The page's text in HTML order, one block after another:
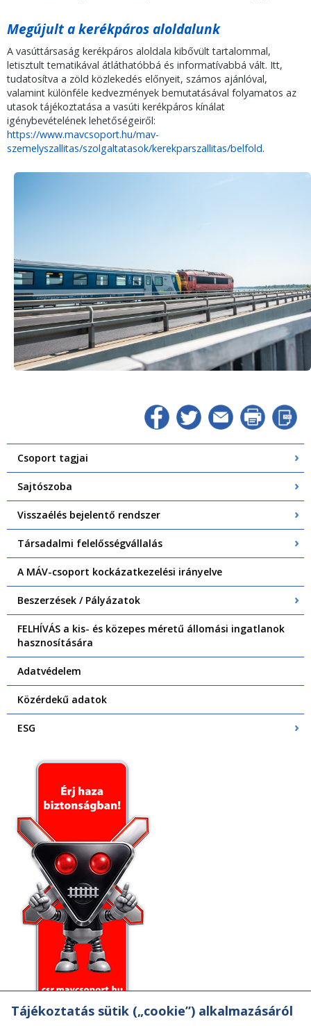
Megújult a kerékpáros aloldalunk
A vasúttársaság kerékpáros aloldala kibővült tartalommal,
letisztult tematikával átláthatóbbá és informatívabbá vált. Itt,
tudatosítva a zöld közlekedés előnyeit, számos ajánlóval,
valamint különféle kedvezmények bemutatásával folyamatos az
utasok tájékoztatása a vasúti kerékpáros kínálat
igénybevételének lehetőségeiről:
https://www.mavcsoport.hu/mav-
szemelyszallitas/szolgaltatasok/kerekparszallitas/belfold.
Csoport tagjai
Sajtószoba
Visszaélés bejelentő rendszer
Társadalmi felelősségvállalás
A MÁV-csoport kockázatkezelési irányelve
Beszerzések / Pályázatok
FELHÍVÁS a kis- és közepes méretű állomási ingatlanok
hasznosítására
Adatvédelem
Közérdekű adatok
ESG
Tájékoztatás sütik („cookie”) alkalmazásáról